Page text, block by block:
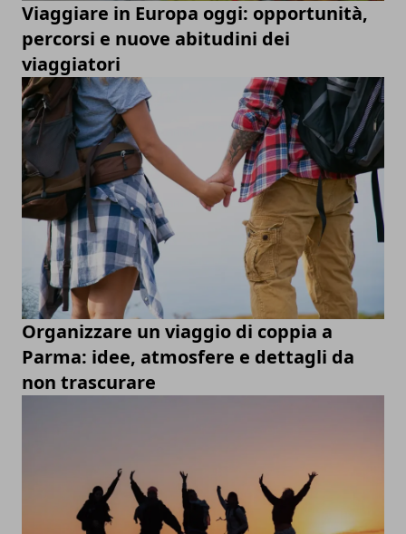
Viaggiare in Europa oggi: opportunità,
percorsi e nuove abitudini dei
viaggiatori
Organizzare un viaggio di coppia a
Parma: idee, atmosfere e dettagli da
non trascurare